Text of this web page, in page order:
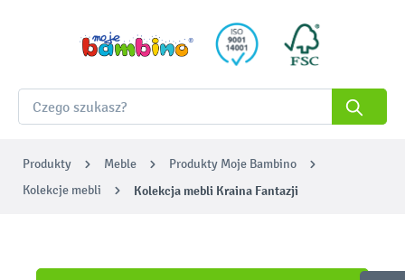
Produkty Meble
Produkty Moje Bambino
Kolekcje mebli
Kolekcja mebli Kraina Fantazji